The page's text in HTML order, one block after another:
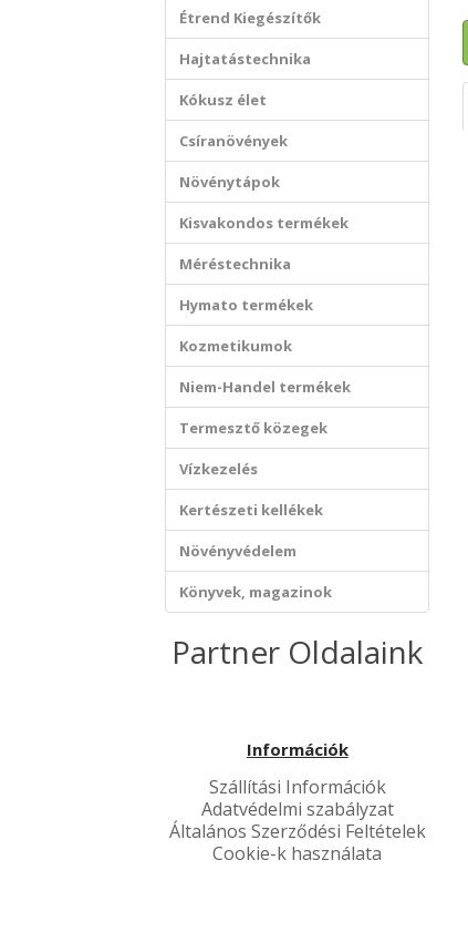
Étrend Kiegészítők
Hajtatástechnika
Kókusz élet
Csíranövények
Növénytápok
Kisvakondos termékek
Méréstechnika
Hymato termékek
Kozmetikumok
Niem-Handel termékek
Termesztő közegek
Vízkezelés
Kertészeti kellékek
Növényvédelem
Könyvek, magazinok
Partner Oldalaink
Információk
Szállítási Információk
Adatvédelmi szabályzat
Általános Szerződési Feltételek
Cookie-k használata